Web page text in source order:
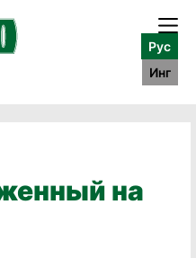
Рус
Инг
на